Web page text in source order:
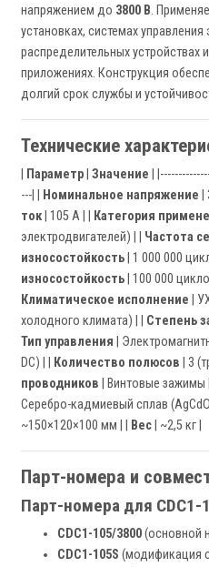
напряжением до 3800 В.
установках, системах управления
распределительных устройствах
приложениях. Конструкция
долгий срок службы и
Технические
Параметр Значение |
---| |
Номинальное напряжение
ток | 105 А | | Категория
электродвигателей) | | Частота
износостойкость | 1 000 000
износостойкость | 100 000
Климатическое исполнение |
холодного климата) | | Степень
Тип управления |
DC) | |
Количество полюсов | 3
проводников | Винтовые зажимы |
Серебро-кадмиевый сплав
~150×120×100 мм | |
Вес | ~2,5 кг |
Парт-номера и
Парт-номера для CDC1-
CDC1-105/3800(основной
CDC1-105S (модификация